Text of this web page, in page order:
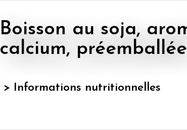
Boisson au soja, aromatisée, sucrée, enrichie en
calcium, préemballée
> Informations nutritionnelles